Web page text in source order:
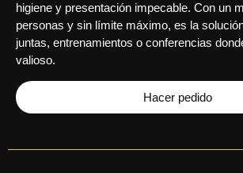
higiene y presentación impecable. Con un
personas y sin límite máximo, es la
juntas, entrenamientos o conferencias
valioso.
Hacer pedido